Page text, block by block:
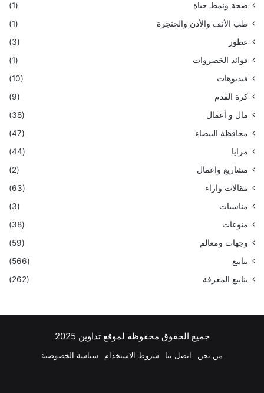
صحة ونمط حياة
(1)
طب الأنف والأذن والحنجرة
(1)
عطور
(3)
فوائد الخضروات
(1)
فيديوهات
(10)
كرة القدم
(9)
مال و أعمال
(38)
محافظة البيضاء
(47)
مرايا
(44)
مشاريع واعمال
(2)
مقالات واراء
(63)
مناسبات
(3)
منوعات
(38)
وجهات ومعالم
(59)
ينابيع
(566)
ينابيع المعرفة
(262)
جميع الحقوق محفوظة لموقع تداوين 2025
من نحن اتصل بنا شروط الاستخدام سياسة الخصوصية